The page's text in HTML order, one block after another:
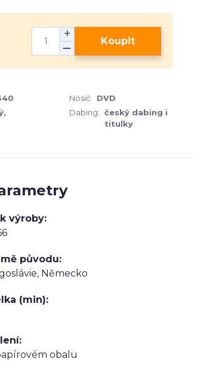
Koupit
Nosič:
DVD
Dabing: český dabing i
titulky
výroby
původu
Německo
(min)
obalu